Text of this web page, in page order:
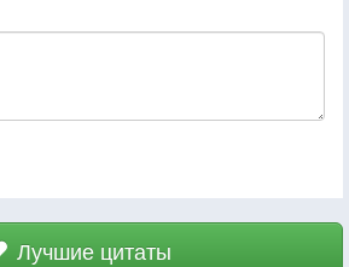
Лучшие цитаты